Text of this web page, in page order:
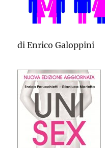
di Enrico Galoppini